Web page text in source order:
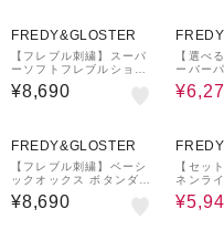
FREDY&GLOSTER
【フレブル刺繍】スーパ
ーソフトフレブルショー
トスリーブ ボタンダウン
シャツ
¥8,690
【選べ
ーバー
プンカ
FREDY&GLOSTER
【フレブル刺繍】ベーシ
ックオックス ボタンダウ
ンシャツ
¥8,690
【セッ
ネンラ
シャツ